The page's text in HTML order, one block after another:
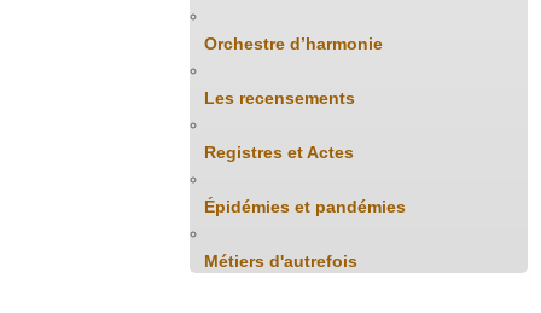
Orchestre d’harmonie
Les recensements
Registres et Actes
Épidémies et pandémies
Métiers d'autrefois